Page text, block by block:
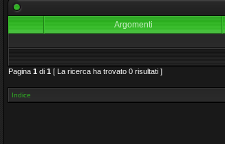
Argomenti
Pagina 1 di 1 [ La ricerca ha trovato 0 risultati ]
Indice